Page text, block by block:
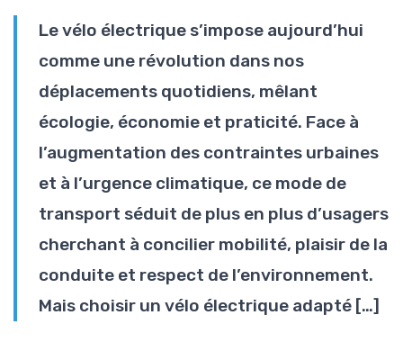
Le vélo électrique s’impose aujourd’hui
comme une révolution dans nos
déplacements quotidiens, mêlant
écologie, économie et praticité. Face à
l’augmentation des contraintes urbaines
et à l’urgence climatique, ce mode de
transport séduit de plus en plus d’usagers
cherchant à concilier mobilité, plaisir de la
conduite et respect de l’environnement.
Mais choisir un vélo électrique adapté […]